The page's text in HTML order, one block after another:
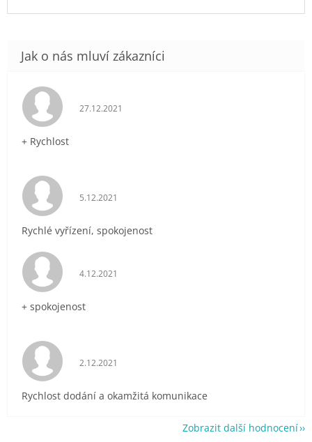
Hodnocení obchodu je 5 z 5 hvězdiček.
27.12.2021
+ Rychlost
Hodnocení obchodu je 5 z 5 hvězdiček.
5.12.2021
Rychlé vyřízení, spokojenost
Hodnocení obchodu je 5 z 5 hvězdiček.
4.12.2021
+ spokojenost
Hodnocení obchodu je 5 z 5 hvězdiček.
2.12.2021
Rychlost dodání a okamžitá komunikace
Zobrazit další hodnocení